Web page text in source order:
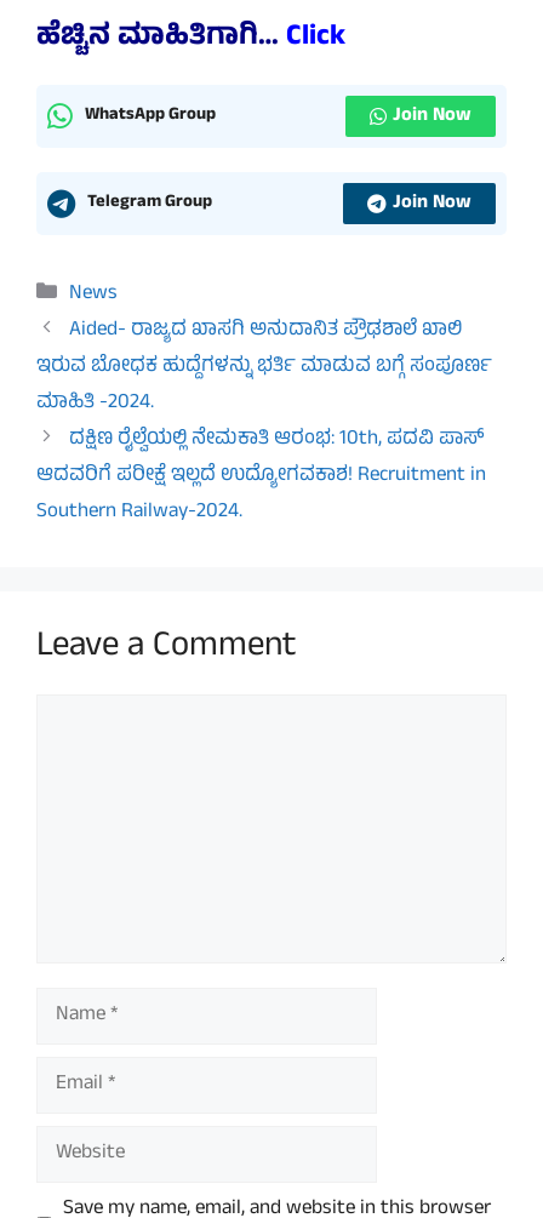
ಹೆಚ್ಚಿನ ಮಾಹಿತಿಗಾಗಿ… Click
WhatsApp Group Join Now
Telegram Group Join Now
Categories
News
Aided- ರಾಜ್ಯದ ಖಾಸಗಿ ಅನುದಾನಿತ ಪ್ರೌಢಶಾಲೆ ಖಾಲಿ
ಇರುವ ಬೋಧಕ ಹುದ್ದೆಗಳನ್ನು ಭರ್ತಿ ಮಾಡುವ ಬಗ್ಗೆ ಸಂಪೂರ್ಣ
ಮಾಹಿತಿ -2024.
ದಕ್ಷಿಣ ರೈಲ್ವೆಯಲ್ಲಿ ನೇಮಕಾತಿ ಆರಂಭ: 10th, ಪದವಿ ಪಾಸ್
ಆದವರಿಗೆ ಪರೀಕ್ಷೆ ಇಲ್ಲದೆ ಉದ್ಯೋಗವಕಾಶ! Recruitment in
Southern Railway-2024.
Leave a Comment
Name
Email
Website
Save my name, email, and website in this browser